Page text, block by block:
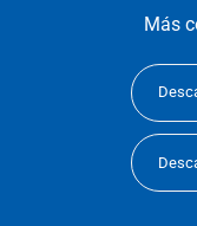
Más